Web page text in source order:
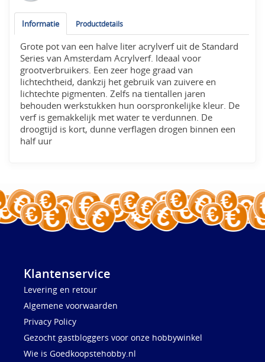
Informatie Productdetails
Grote pot van een halve liter acrylverf uit de Standard
Series van Amsterdam Acrylverf. Ideaal voor
grootverbruikers. Een zeer hoge graad van
lichtechtheid, dankzij het gebruik van zuivere en
lichtechte pigmenten. Zelfs na tientallen jaren
behouden werkstukken hun oorspronkelijke kleur. De
verf is gemakkelijk met water te verdunnen. De
droogtijd is kort, dunne verflagen drogen binnen een
half uur
Klantenservice
Levering en retour
Algemene voorwaarden
Privacy Policy
Gezocht gastbloggers voor onze hobbywinkel
Wie is Goedkoopstehobby.nl